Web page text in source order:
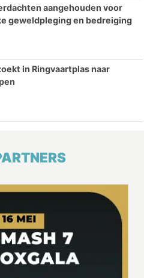
aangehouden voor
geweldpleging en bedreiging
in Ringvaartplas naar